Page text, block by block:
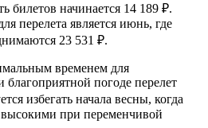
билетов начинается 14 189 ₽.
перелета является июнь, где
23 531 ₽.
временем для
благоприятной погоде перелет
избегать начала весны, когда
при переменчивой